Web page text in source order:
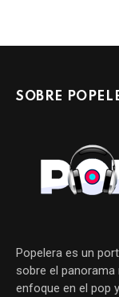
SOBRE
Popelera es un
sobre el
enfoque en el pop